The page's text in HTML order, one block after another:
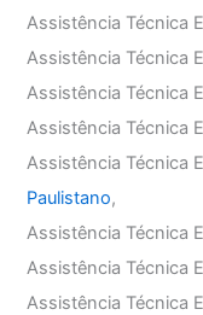
Assistência Técnica
Assistência Técnica
Assistência Técnica
Assistência Técnica
Assistência Técnica
Paulistano,
Assistência Técnica
Assistência Técnica
Assistência Técnica